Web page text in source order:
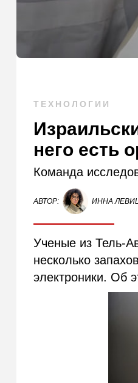
ТЕХНОЛОГИИ
него есть
Команда
АВТОР: ИННА
Ученые из Тель-
несколько
электроники. Об